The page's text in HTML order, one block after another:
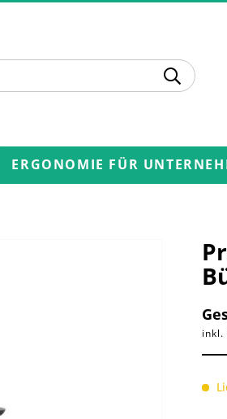
ERGONOMIE FÜR
inkl.